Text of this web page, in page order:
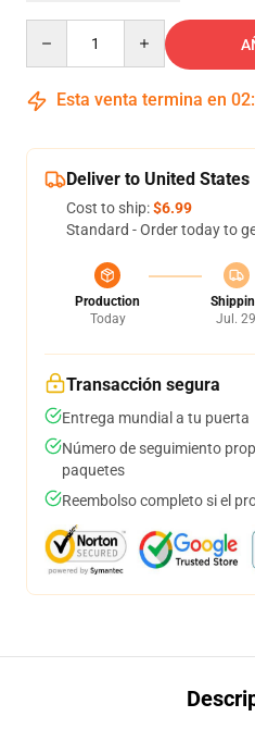
Esta venta termina en 02:
Deliver to United States
Cost to ship:$6.99
Standard - Order today to
Production
Today
Jul. 29
Transacción segura
Entrega mundial a tu puerta
Número de seguimiento
paquetes
Reembolso completo si el